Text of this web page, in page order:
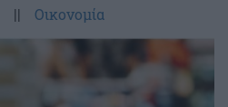
|| Οικονομία